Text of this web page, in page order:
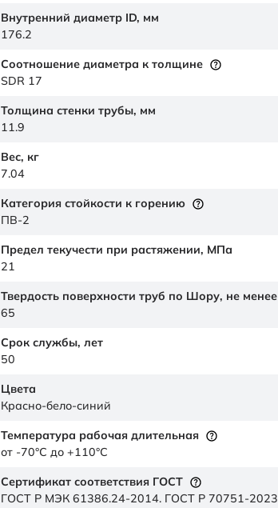
Внутренний диаметр ID, мм
176.2
Соотношение диаметра к толщине
SDR 17
Толщина стенки трубы, мм
11.9
Вес, кг
7.04
Категория стойкости к горению
ПВ-2
Предел текучести при растяжении, МПа
21
Твердость поверхности труб по Шору, не менее
65
Срок службы, лет
50
Цвета
Красно-бело-синий
Температура рабочая длительная
от -70°C до +110°C
Сертификат соответствия ГОСТ
ГОСТ Р МЭК 61386.24-2014. ГОСТ Р 70751-2023